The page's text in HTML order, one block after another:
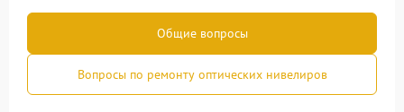
Общие вопросы
Вопросы по ремонту оптических нивелиров